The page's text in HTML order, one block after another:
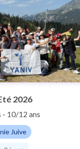
2026
- 10/12 ans
Juive